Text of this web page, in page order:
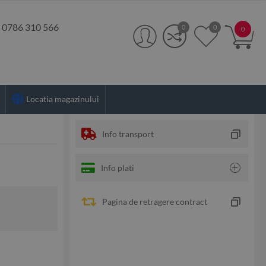
0786 310 566 0
0 0
Locatia magazinului
Info transport
Info plati
Pagina de retragere contract